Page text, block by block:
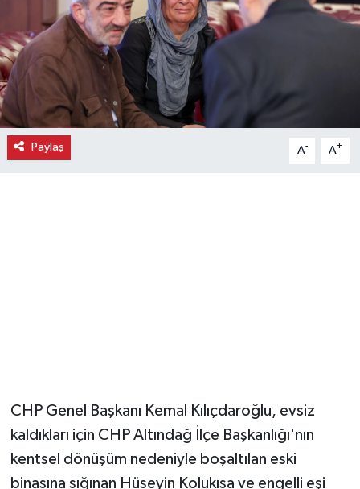
Paylaş A- A+
CHP Genel Başkanı Kemal Kılıçdaroğlu, evsiz
kaldıkları için CHP Altındağ İlçe Başkanlığı'nın
kentsel dönüşüm nedeniyle boşaltılan eski
binasına sığınan Hüseyin Kolukısa ve engelli eşi
Gündem
Gurme
Haber
İlçe Haberleri
Siyaset
Sokak Hayvanlarını Sahiplendirme